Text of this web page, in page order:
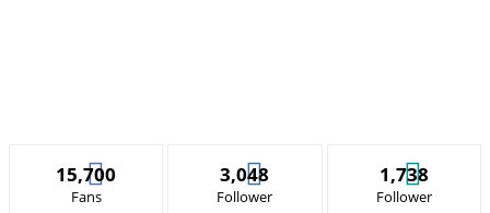
15,700
Fans
3,048
Follower
1,738
Follower